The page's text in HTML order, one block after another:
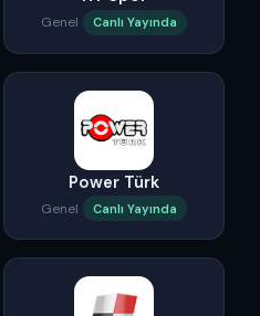
Genel Canlı Yayında
Power Türk
Genel Canlı Yayında